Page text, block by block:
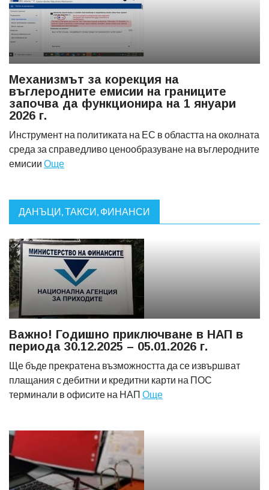
Механизмът за корекция на
въглеродните емисии на границите
започва да функционира на 1 януари
2026 г.
Инструмент на политиката на ЕС в областта на околната
среда за справедливо ценообразуване на въглеродните
емисии Още
ДАНЪЦИ, ТАКСИ, ФИНАНСИ
Важно! Годишно приключване в НАП в
периода 30.12.2025 – 05.01.2026 г.
Ще бъде прекратена възможността да се извършват
плащания с дебитни и кредитни карти на ПОС
терминали в офисите на НАП Още